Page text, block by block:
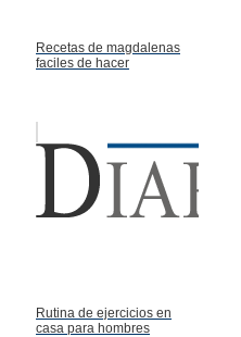
Recetas de magdalenas
faciles de hacer
Rutina de ejercicios en
casa para hombres